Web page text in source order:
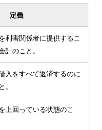
定義
利害関係者に提供するこ
計のこと。
入をすべて返済するのに
。
上回っている状態のこ